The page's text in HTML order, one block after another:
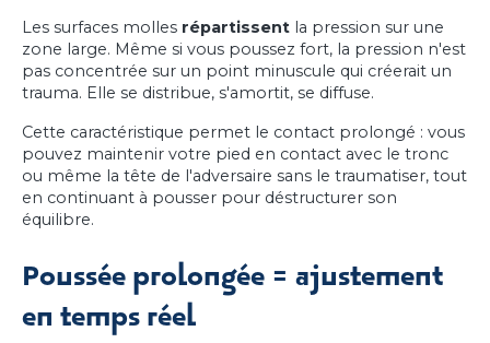
Les surfaces molles répartissent la pression sur une
zone large. Même si vous poussez fort, la pression n'est
pas concentrée sur un point minuscule qui créerait un
trauma. Elle se distribue, s'amortit, se diffuse.
Cette caractéristique permet le contact prolongé : vous
pouvez maintenir votre pied en contact avec le tronc
ou même la tête de l'adversaire sans le traumatiser, tout
en continuant à pousser pour déstructurer son
équilibre.
Poussée prolongée = ajustement
en temps réel